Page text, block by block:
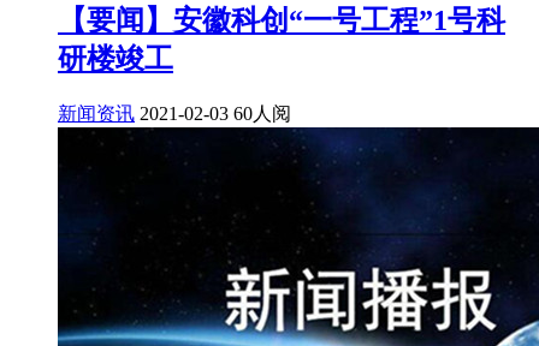
【要闻】安徽科创“一号工程”1号科
研楼竣工
新闻资讯 2021-02-03 60人阅